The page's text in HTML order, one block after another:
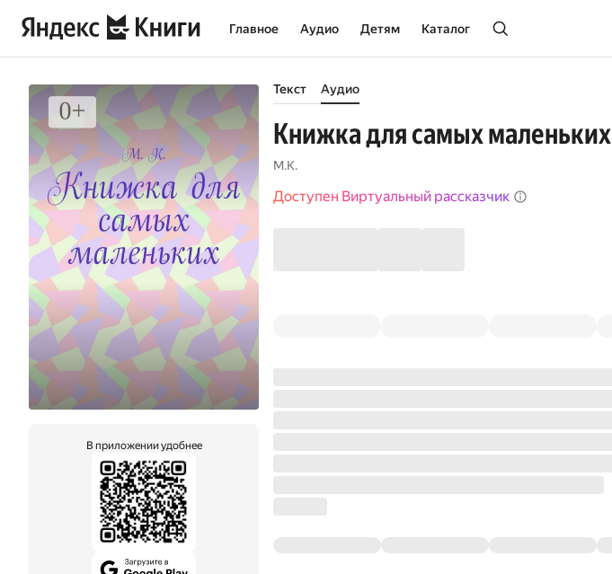
Главное Аудио Детям Каталог
В приложении удобнее
Текст Аудио
Книжка для самых маленьких
М.К.
Доступен Виртуальный рассказчик